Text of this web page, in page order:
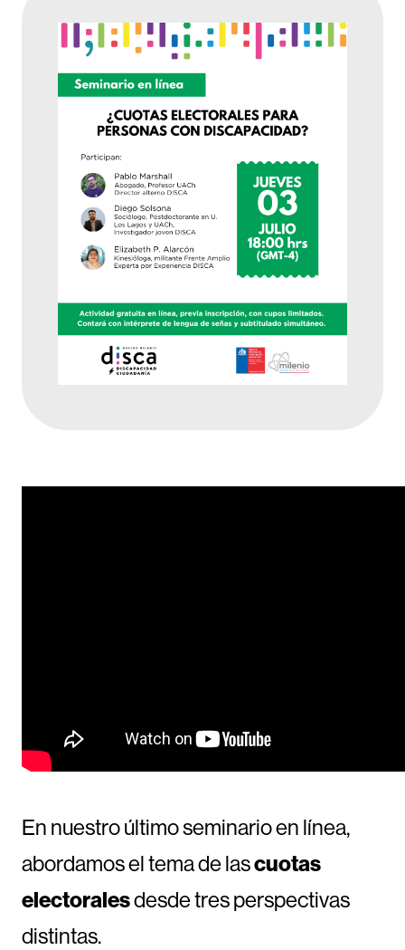
En nuestro último seminario en línea,
abordamos el tema de lascuotas
electoralesdesde tres perspectivas
distintas.